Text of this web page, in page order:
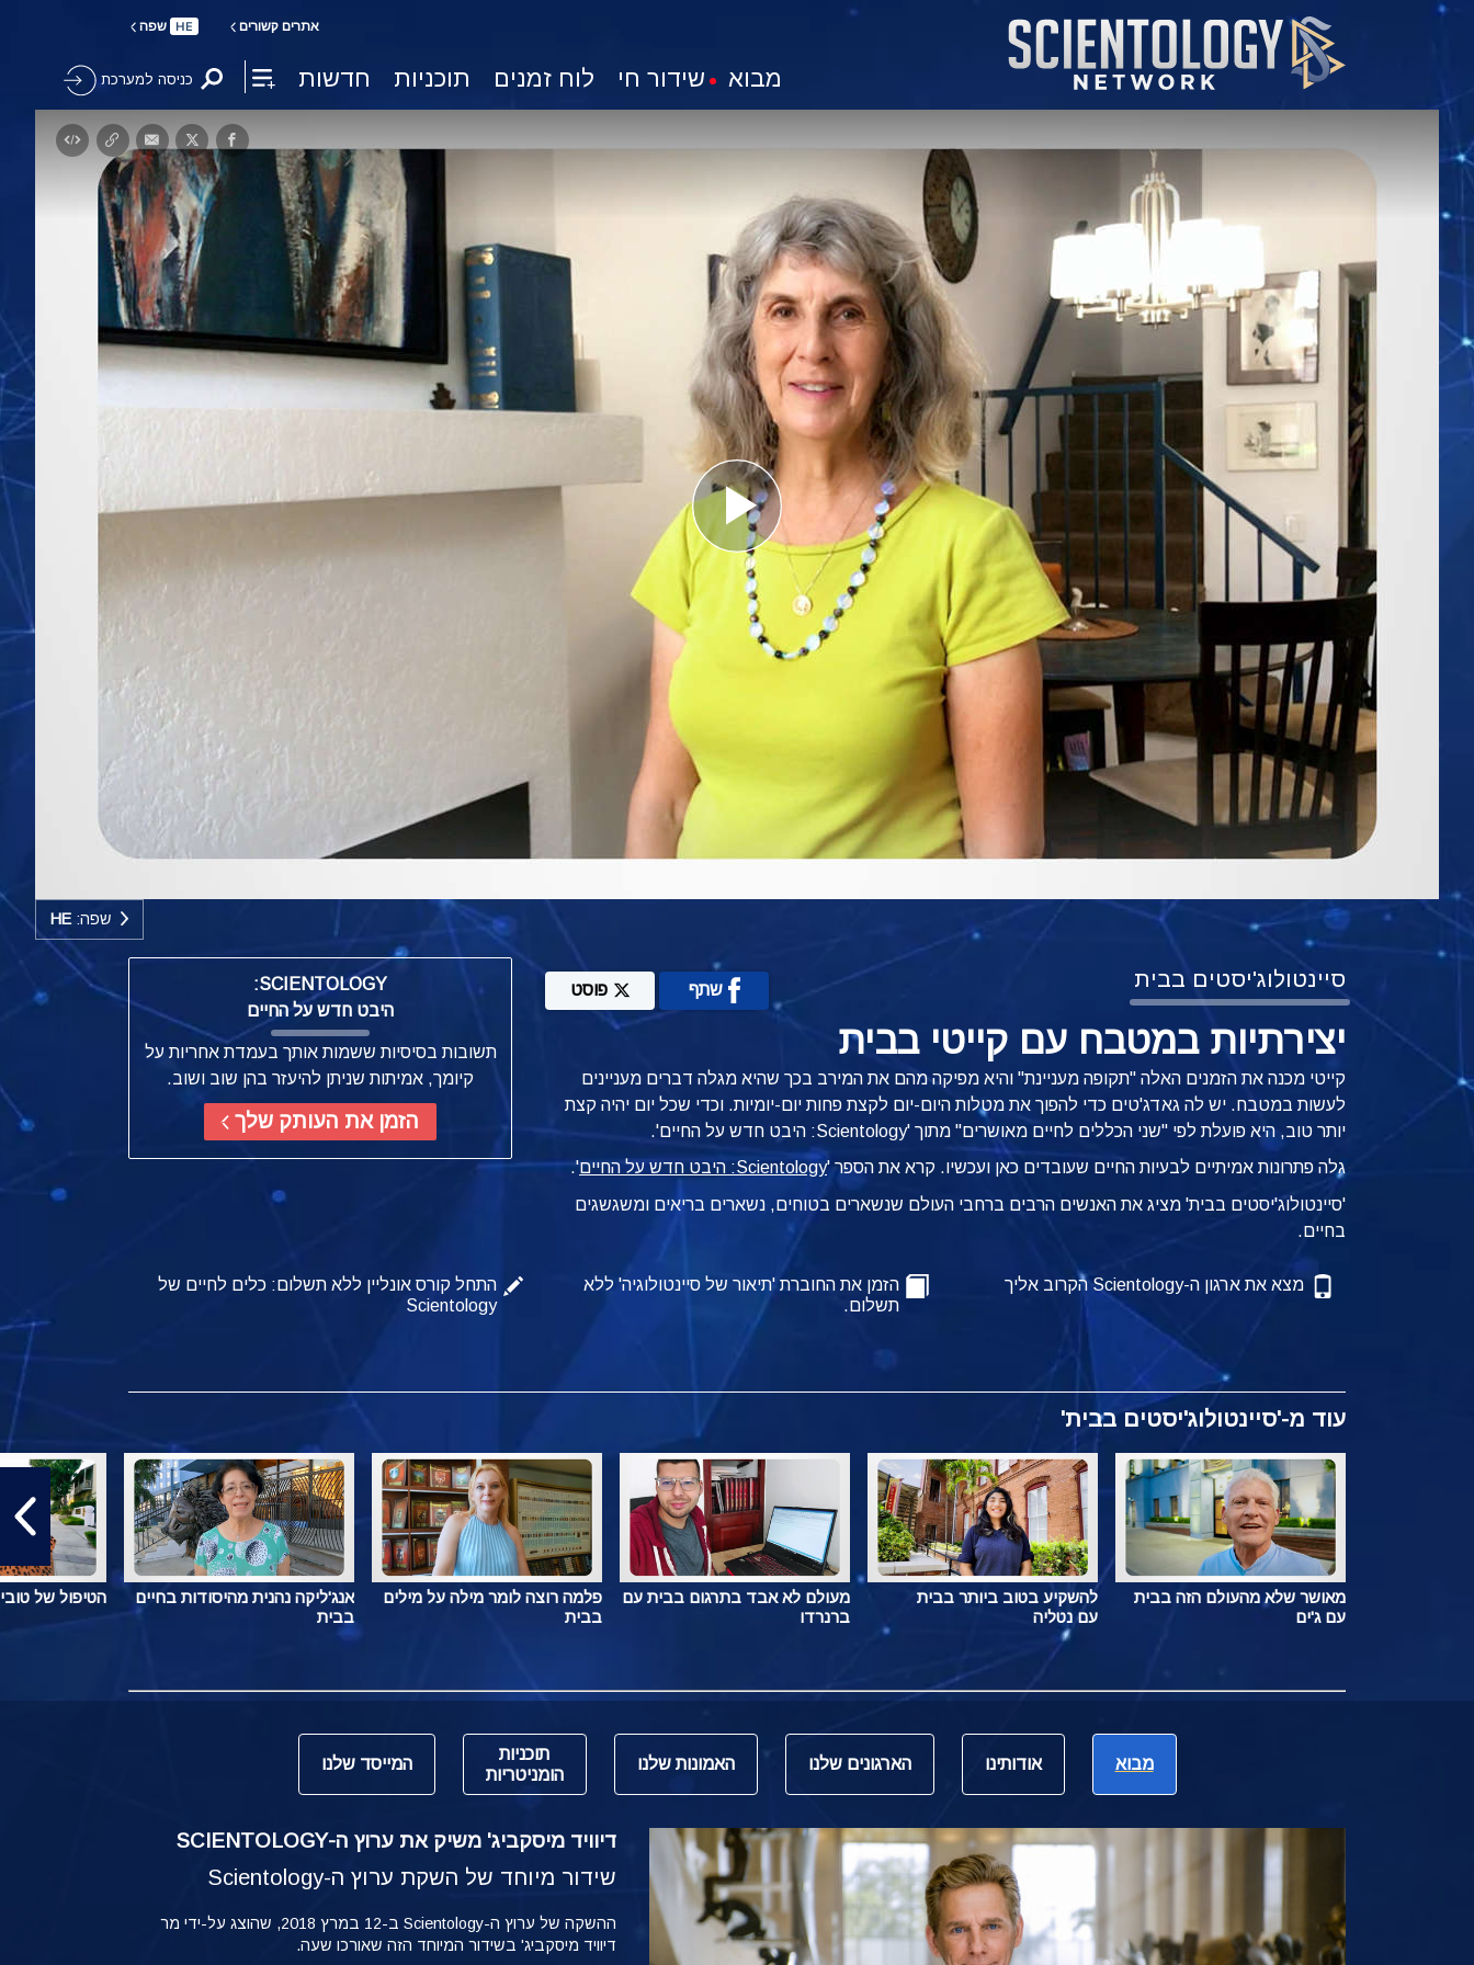
אתרים קשורים HE שפה
מבוא שידור חי לוח זמנים תוכניות חדשות כניסה למערכת
Play
Video
שפה:HE
סיינטולוג'יסטים בבית שתף פוסט
יצירתיות במטבח עם קייטי בבית
קייטי מכנה את הזמנים האלה "תקופה מעניינת" והיא מפיקה מהם את המירב בכך שהיא מגלה דברים מעניינים
לעשות במטבח. יש לה גאדג'טים כדי להפוך את מטלות היום-יום לקצת פחות יום-יומיות. וכדי שכל יום יהיה קצת
יותר טוב, היא פועלת לפי "שני הכללים לחיים מאושרים" מתוך 'Scientology: היבט חדש על החיים'.
גלה פתרונות אמיתיים לבעיות החיים שעובדים כאן ועכשיו. קרא את הספר 'Scientology: היבט חדש על החיים
'.
'סיינטולוג'יסטים בבית' מציג את האנשים הרבים ברחבי העולם שנשארים בטוחים, נשארים בריאים ומשגשגים
בחיים.
SCIENTOLOGY:
היבט חדש על החיים
תשובות בסיסיות ששמות אותך בעמדת אחריות על
קיומך, אמיתות שניתן להיעזר בהן שוב ושוב.
הזמן את העותק שלך
מצא את ארגון ה-Scientology הקרוב אליך
הזמן את החוברת 'תיאור של סיינטולוגיה' ללא
תשלום.
התחל קורס אונליין ללא תשלום: כלים לחיים של
Scientology
עוד מ-'סיינטולוג'יסטים בבית'
מאושר שלא מהעולם הזה בבית
עם ג'ים
להשקיע בטוב ביותר בבית
עם נטליה
מעולם לא אבד בתרגום בבית עם
ברנרדו
פלמה רוצה לומר מילה על מילים
בבית
אנג'ליקה נהנית מהיסודות בחיים
בבית
הטיפול של
מבוא אודותינו הארגונים שלנו האמונות שלנו
תוכניות
הומניטריות
המייסד שלנו
דיוויד מיסקביג' משיק את ערוץ ה-SCIENTOLOGY
שידור מיוחד של השקת ערוץ ה-Scientology
ההשקה של ערוץ ה-Scientology ב-12 במרץ 2018, שהוצג על-ידי מר
דיוויד מיסקביג' בשידור המיוחד הזה שאורכו שעה.